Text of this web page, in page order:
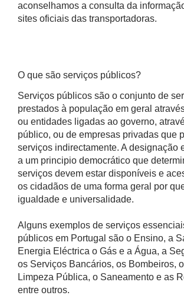
aconselhamos a consulta da
sites oficiais das transportadoras.
O que são serviços públicos?
Serviços públicos são o conjunto de
prestados à população em geral
ou entidades ligadas ao governo,
público, ou de empresas privadas que
serviços indirectamente. A designação
a um principio democrático que
serviços devem estar disponíveis e
os cidadãos de uma forma geral por
igualdade e universalidade.
Alguns exemplos de serviços
públicos em Portugal são o Ensino, a
Energia Eléctrica o Gás e a Água, a
os Serviços Bancários, os Bombeiros,
Limpeza Pública, o Saneamento e as
entre outros.